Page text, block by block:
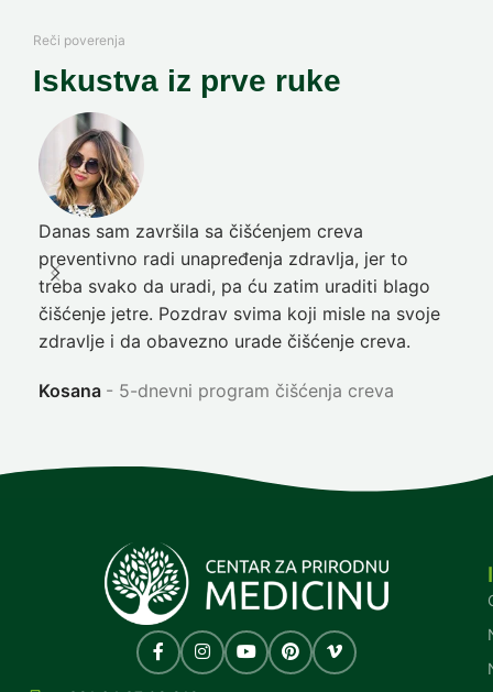
Reči poverenja
Iskustva iz prve ruke
Danas sam završila sa čišćenjem creva
preventivno radi unapređenja zdravlja, jer to
treba svako da uradi, pa ću zatim uraditi blago
čišćenje jetre. Pozdrav svima koji misle na svoje
zdravlje i da obavezno urade čišćenje creva.
Kosana 5-dnevni program čišćenja creva